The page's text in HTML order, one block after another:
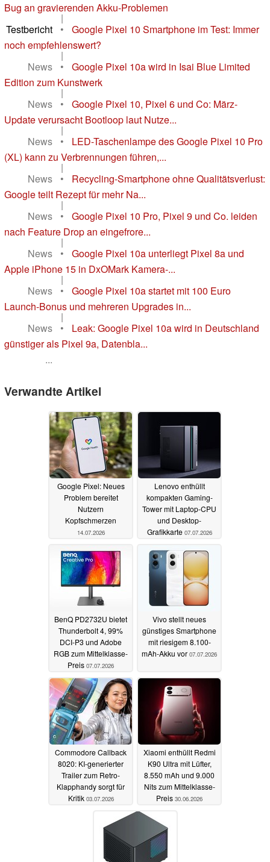
Bug an gravierenden Akku-Problemen
|
Testbericht
•
Google Pixel 10 Smartphone im Test: Immer
noch empfehlenswert?
|
News
•
Google Pixel 10a wird in Isai Blue Limited
Edition zum Kunstwerk
|
News
•
Google Pixel 10, Pixel 6 und Co: März-
Update verursacht Bootloop laut Nutze...
|
News
•
LED-Taschenlampe des Google Pixel 10 Pro
(XL) kann zu Verbrennungen führen,...
|
News
•
Recycling-Smartphone ohne Qualitätsverlust:
Google teilt Rezept für mehr Na...
|
News
•
Google Pixel 10 Pro, Pixel 9 und Co. leiden
nach Feature Drop an eingefrore...
|
News
•
Google Pixel 10a unterliegt Pixel 8a und
Apple iPhone 15 in DxOMark Kamera-...
|
News
•
Google Pixel 10a startet mit 100 Euro
Launch-Bonus und mehreren Upgrades in...
|
News
•
Leak: Google Pixel 10a wird in Deutschland
günstiger als Pixel 9a, Datenbla...
...
Verwandte Artikel
Google Pixel: Neues
Problem bereitet
Nutzern
Kopfschmerzen
14.07.2026
Lenovo enthüllt
kompakten Gaming-
Tower mit Laptop-CPU
und Desktop-
Grafikkarte 07.07.2026
BenQ PD2732U bietet
Thunderbolt 4, 99%
DCI-P3 und Adobe
RGB zum Mittelklasse-
Preis 07.07.2026
Vivo stellt neues
günstiges Smartphone
mit riesigem 8.100-
mAh-Akku vor 07.07.2026
Commodore Callback
8020: KI-generierter
Trailer zum Retro-
Klapphandy sorgt für
Kritik 03.07.2026
Xiaomi enthüllt Redmi
K90 Ultra mit Lüfter,
8.550 mAh und 9.000
Nits zum Mittelklasse-
Preis 30.06.2026